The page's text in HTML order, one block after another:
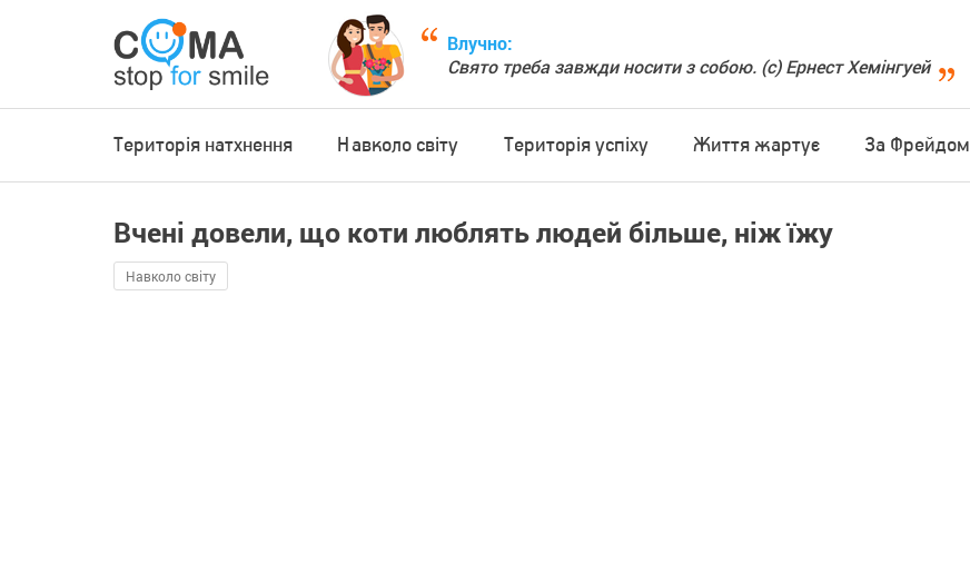
Влучно:
Свято треба завжди носити з собою. (с) Ернест Хемінгуей
Територія натхнення Навколо світу Територія успіху Життя жартує За Фрейдом
Вчені довели, що коти люблять людей більше, ніж їжу
Навколо світу